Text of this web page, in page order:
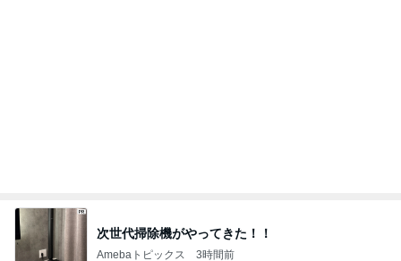
次世代掃除機がやってきた！！
Amebaトピックス 3時間前